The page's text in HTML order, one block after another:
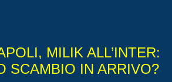
MILIK ALL’INTER:
SCAMBIO IN ARRIVO?